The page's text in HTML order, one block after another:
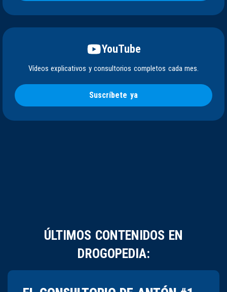
YouTube
Vídeos explicativos y consultorios completos cada mes.
Suscríbete ya
ÚLTIMOS CONTENIDOS EN
DROGOPEDIA: